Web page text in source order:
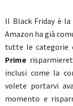
Il Black Friday è
Amazon ha già
tutte le categorie
Prime
inclusi come la
volete portarvi
momento e